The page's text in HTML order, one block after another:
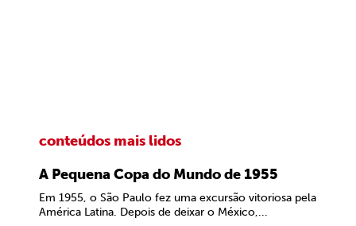
conteúdos mais lidos
A Pequena Copa do Mundo de 1955
Em 1955, o São Paulo fez uma excursão vitoriosa pela
América Latina. Depois de deixar o México,...